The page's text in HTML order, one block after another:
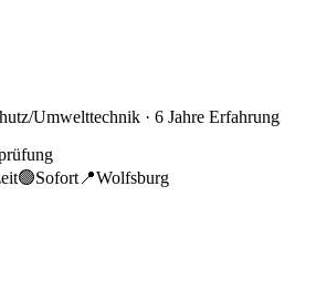
Umwelttechnik · 6 Jahre Erfahrung
🟢Sofort 📍Wolfsburg